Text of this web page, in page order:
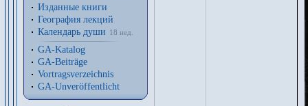
Изданные книги
География лекций
Календарь души
18 нед.
GA-Katalog
GA-Beiträge
Vortragsverzeichnis
GA-Unveröffentlicht